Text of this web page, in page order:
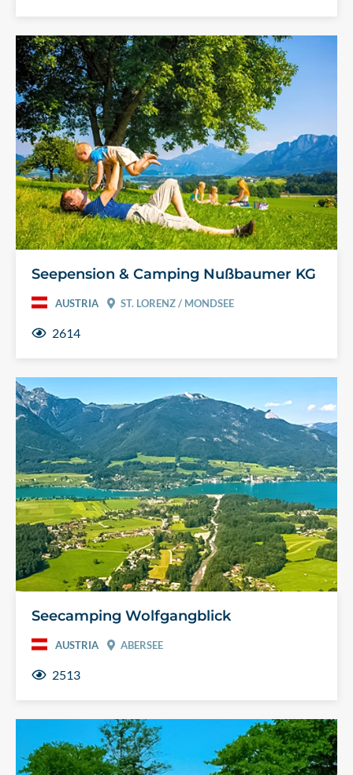
Seepension & Camping Nußbaumer KG
AUSTRIA ST. LORENZ / MONDSEE
2614
Seecamping Wolfgangblick
AUSTRIA ABERSEE
2513